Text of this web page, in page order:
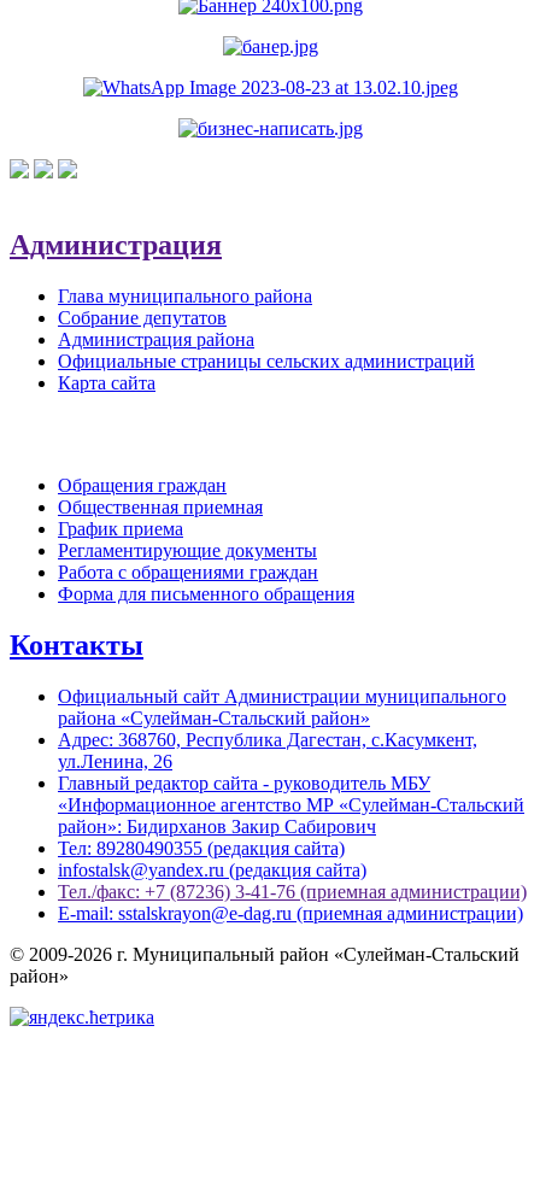
Администрация
Глава муниципального района
Собрание депутатов
Администрация района
Официальные страницы сельских администраций
Карта сайта
Обращения граждан
Общественная приемная
График приема
Регламентирующие документы
Работа с обращениями граждан
Форма для письменного обращения
Контакты
Официальный сайт Администрации муниципального
района «Сулейман-Стальский район»
Адрес: 368760, Республика Дагестан, с.Касумкент,
ул.Ленина, 26
Главный редактор сайта - руководитель МБУ
«Информационное агентство МР «Сулейман-Стальский
район»: Бидирханов Закир Сабирович
Тел: 89280490355 (редакция сайта)
infostalsk@yandex.ru (редакция сайта)
Тел./факс: +7 (87236) 3-41-76 (приемная администрации)
E-mail: sstalskrayon@e-dag.ru (приемная администрации)
© 2009-2026 г. Муниципальный район «Сулейман-Стальский
район»